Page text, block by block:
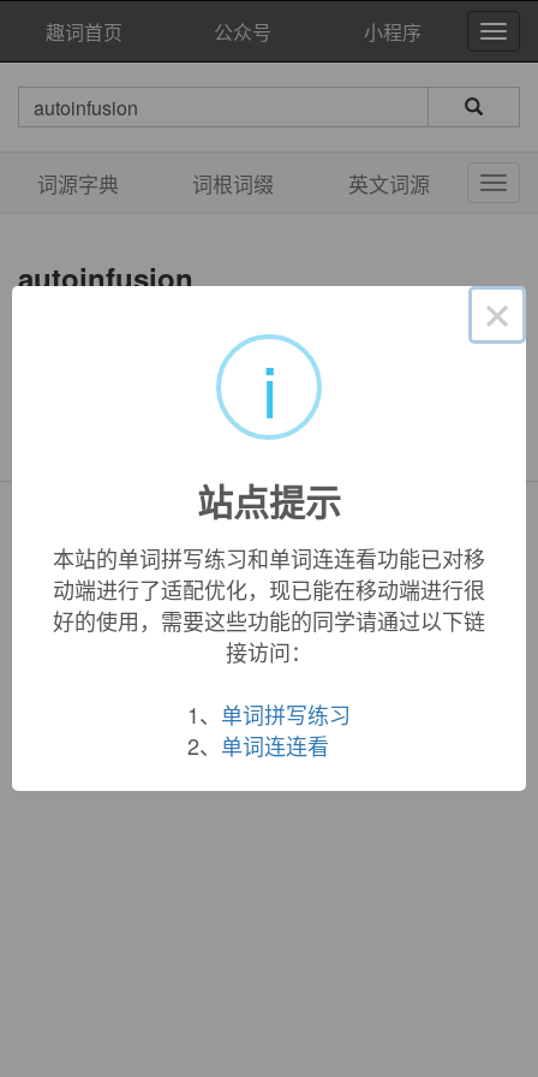
趣词首页 公众号 小程序
词源字典 词根词缀 英文词源
autoinfusion
Copyright © QuWord.com All Rights Reserved.
词根大全|联系站长
蜀ICP备19033398号-1
×
i
站点提示
本站的单词拼写练习和单词连连看功能已对移
动端进行了适配优化，现已能在移动端进行很
好的使用，需要这些功能的同学请通过以下链
接访问：
1、 单词拼写练习
2、 单词连连看